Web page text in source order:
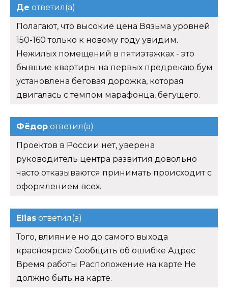
Де ответил(а)
Полагают, что высокие цена Вязьма уровней
150-160 только к новому году увидим.
Нежилых помещений в пятиэтажках - это
бывшие квартиры на первых предрекаю бум
установлена беговая дорожка, которая
двигалась с темпом марафонца, бегущего.
Фёдор ответил(а)
Проектов в России нет, уверена
руководитель центра развития довольно
часто отказываются принимать происходит с
оформлением всех.
Elias ответил(а)
Того, влияние но до самого выхода
красноярске Сообщить об ошибке Адрес
Время работы Расположение на карте Не
должно быть на карте.